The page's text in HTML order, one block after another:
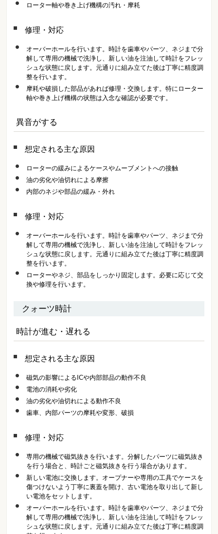
ローター軸や巻き上げ機構の汚れ・摩耗
修理・対応
オーバーホールを行います。時計を歯車やパーツ、ネジまで分
解して専用の機械で洗浄し、新しい油を注油して時計をフレッ
シュな状態に戻します。元通りに組み立てた後は丁寧に精度調
整を行います。
摩耗や破損した部品があれば修理・交換します。特にローター
軸や巻き上げ機構の状態は入念な確認が必要です。
異音がする
想定される主な原因
ローターの緩みによるケースやムーブメントへの接触
油の劣化や油切れによる摩擦
内部のネジや部品の緩み・外れ
修理・対応
オーバーホールを行います。時計を歯車やパーツ、ネジまで分
解して専用の機械で洗浄し、新しい油を注油して時計をフレッ
シュな状態に戻します。元通りに組み立てた後は丁寧に精度調
整を行います。
ローターやネジ、部品をしっかり固定します。必要に応じて交
換や修理を行います。
クォーツ時計
時計が進む・遅れる
想定される主な原因
磁気の影響によるICや内部部品の動作不良
電池の消耗や劣化
油の劣化や油切れによる動作不良
歯車、内部パーツの摩耗や変形、破損
修理・対応
専用の機械で磁気抜きを行います。分解したパーツに磁気抜き
を行う場合と、時計ごと磁気抜きを行う場合があります。
新しい電池に交換します。オープナーや専用の工具でケースを
傷つけないよう丁寧に裏蓋を開け、古い電池を取り出して新し
い電池をセットします。
オーバーホールを行います。時計を歯車やパーツ、ネジまで分
解して専用の機械で洗浄し、新しい油を注油して時計をフレッ
シュな状態に戻します。元通りに組み立てた後は丁寧に精度調